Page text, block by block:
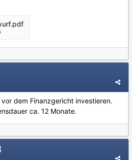
dem Finanzgericht investieren.
ca. 12 Monate.